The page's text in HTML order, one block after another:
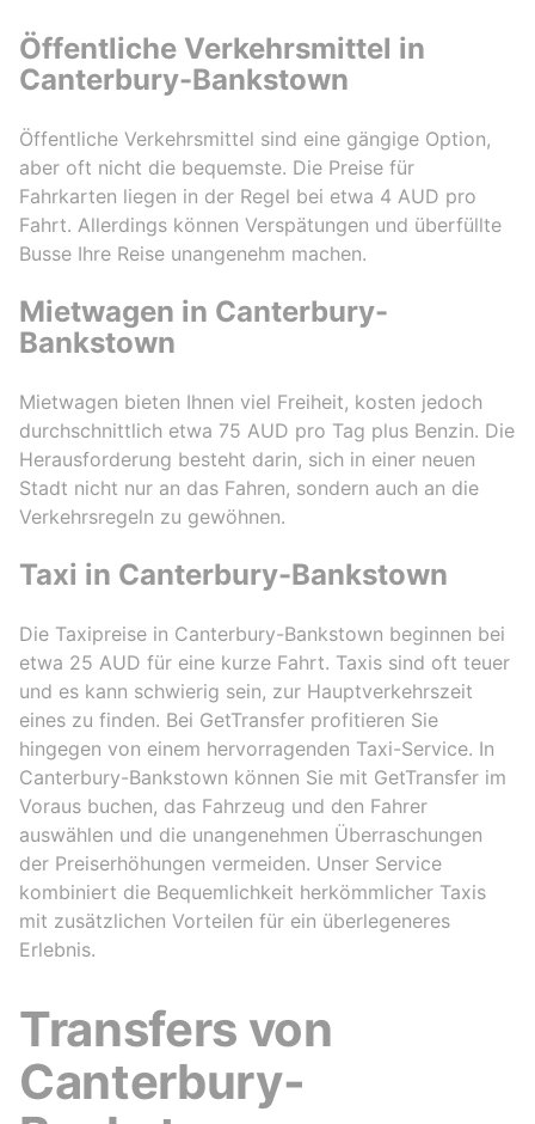
Öffentliche Verkehrsmittel in
Canterbury-Bankstown
Öffentliche Verkehrsmittel sind eine gängige Option,
aber oft nicht die bequemste. Die Preise für
Fahrkarten liegen in der Regel bei etwa 4 AUD pro
Fahrt. Allerdings können Verspätungen und überfüllte
Busse Ihre Reise unangenehm machen.
Mietwagen in Canterbury-
Bankstown
Mietwagen bieten Ihnen viel Freiheit, kosten jedoch
durchschnittlich etwa 75 AUD pro Tag plus Benzin. Die
Herausforderung besteht darin, sich in einer neuen
Stadt nicht nur an das Fahren, sondern auch an die
Verkehrsregeln zu gewöhnen.
Taxi in Canterbury-Bankstown
Die Taxipreise in Canterbury-Bankstown beginnen bei
etwa 25 AUD für eine kurze Fahrt. Taxis sind oft teuer
und es kann schwierig sein, zur Hauptverkehrszeit
eines zu finden. Bei GetTransfer profitieren Sie
hingegen von einem hervorragenden Taxi-Service. In
Canterbury-Bankstown können Sie mit GetTransfer im
Voraus buchen, das Fahrzeug und den Fahrer
auswählen und die unangenehmen Überraschungen
der Preiserhöhungen vermeiden. Unser Service
kombiniert die Bequemlichkeit herkömmlicher Taxis
mit zusätzlichen Vorteilen für ein überlegeneres
Erlebnis.
Transfers von
Canterbury-